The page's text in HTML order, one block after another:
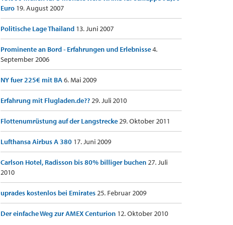
Euro 19. August 2007
Politische Lage Thailand 13. Juni 2007
Prominente an Bord - Erfahrungen und Erlebnisse4.
September 2006
NY fuer 225€ mit BA6. Mai 2009
Erfahrung mit Flugladen.de??29. Juli 2010
Flottenumrüstung auf der Langstrecke29. Oktober 2011
Lufthansa Airbus A 380 17. Juni 2009
Carlson Hotel, Radisson bis 80% billiger buchen27. Juli
2010
uprades kostenlos bei Emirates25. Februar 2009
Der einfache Weg zur AMEX Centurion 12. Oktober 2010